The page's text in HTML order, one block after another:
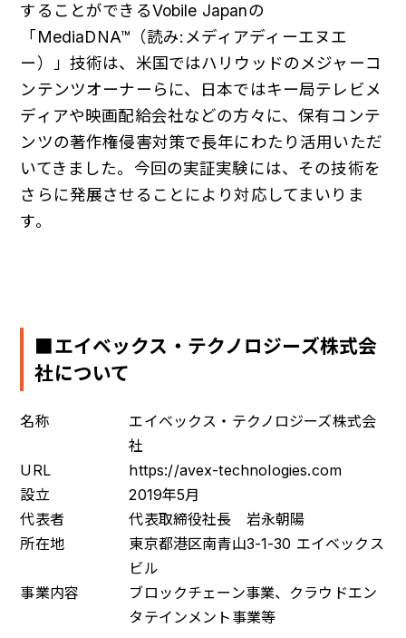
することができるVobile Japanの
「MediaDNA™（読み:メディアディーエヌエ
ー）」技術は、米国ではハリウッドのメジャーコ
ンテンツオーナーらに、日本ではキー局テレビメ
ディアや映画配給会社などの方々に、保有コンテ
ンツの著作権侵害対策で長年にわたり活用いただ
いてきました。今回の実証実験には、その技術を
さらに発展させることにより対応してまいりま
す。
■エイベックス・テクノロジーズ株式会
社について
名称
エイベックス・テクノロジーズ株式会
社
URL
https://avex-technologies.com
設立
2019年5月
代表者
代表取締役社長 岩永朝陽
所在地
東京都港区南青山3-1-30 エイベックス
ビル
事業内容
ブロックチェーン事業、クラウドエン
タテインメント事業等